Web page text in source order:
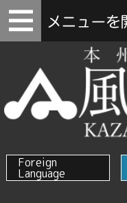
Foreign
Language